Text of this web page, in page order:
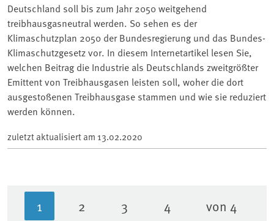
Deutschland soll bis zum Jahr 2050 weitgehend
treibhausgasneutral werden. So sehen es der
Klimaschutzplan 2050 der Bundesregierung und das Bundes-
Klimaschutzgesetz vor. In diesem Internetartikel lesen Sie,
welchen Beitrag die Industrie als Deutschlands zweitgrößter
Emittent von Treibhausgasen leisten soll, woher die dort
ausgestoßenen Treibhausgase stammen und wie sie reduziert
werden können.
zuletzt aktualisiert am 13.02.2020
Aktuelle Seite
1 Seite
2 Seite
3 Seite
4 von 4